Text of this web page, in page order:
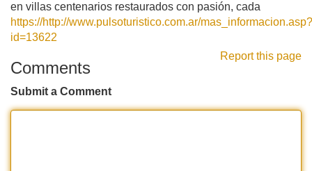
en villas centenarios restaurados con pasión, cada
https://http://www.pulsoturistico.com.ar/mas_informacion.asp?
id=13622
Report this page
Comments
Submit a Comment